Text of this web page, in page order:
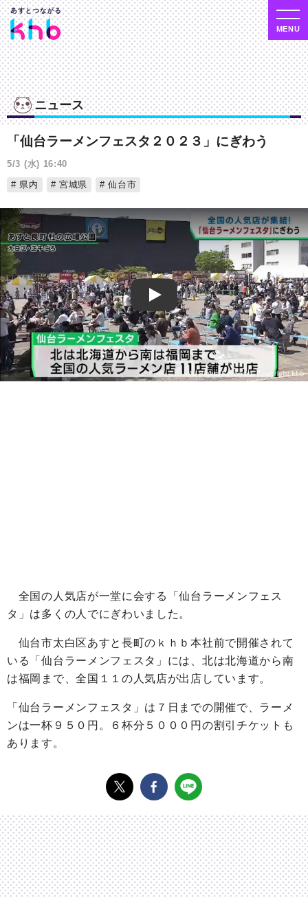
ニュース
「仙台ラーメンフェスタ２０２３」にぎわう
5/3 (水) 16:40
県内
宮城県 仙台市
Play
全国の人気店が一堂に会する「仙台ラーメンフェス
タ」は多くの人でにぎわいました。
仙台市太白区あすと長町のｋｈｂ本社前で開催されて
いる「仙台ラーメンフェスタ」には、北は北海道から南
は福岡まで、全国１１の人気店が出店しています。
「仙台ラーメンフェスタ」は７日までの開催で、ラーメ
ンは一杯９５０円。６杯分５０００円の割引チケットも
あります。